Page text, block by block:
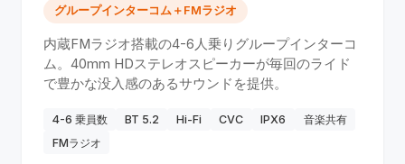
グループインターコム＋FMラジオ
内蔵FMラジオ搭載の4-6人乗りグループインターコ
ム。40mm HDステレオスピーカーが毎回のライド
で豊かな没入感のあるサウンドを提供。
4-6 乗員数 BT 5.2 Hi-Fi CVC IPX6
音楽共有
FMラジオ